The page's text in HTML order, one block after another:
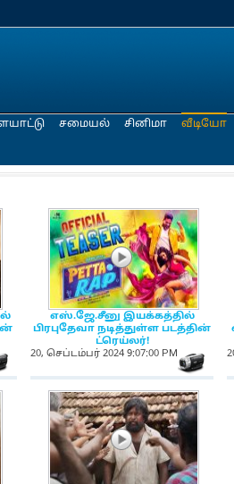
சமையல் சினிமா
வீடியோ
NewsIcon
NewsIcon
எஸ்.ஜே.சீனு இயக்கத்தில்
பிரபுதேவா நடித்துள்ள படத்தின்
ட்ரெய்லர்!
20, செப்டம்பர் 2024 9:07:00 PM
NewsIcon